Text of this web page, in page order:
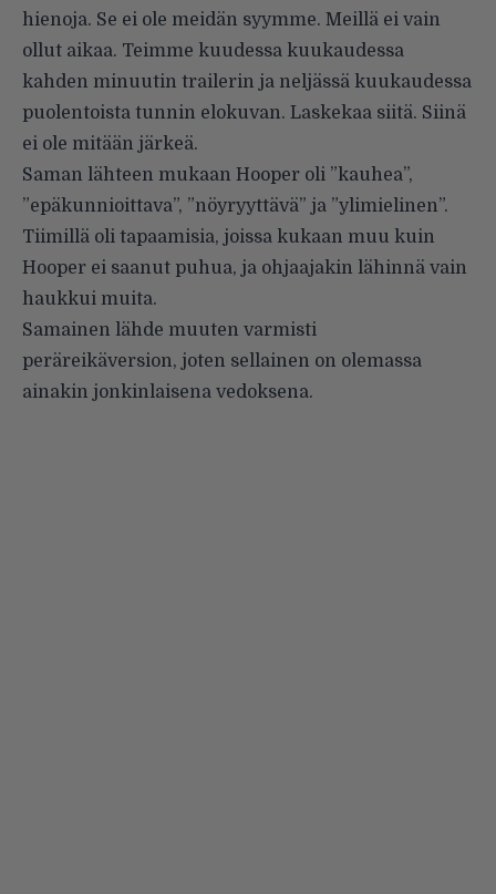
hienoja. Se ei ole meidän syymme. Meillä ei vain
ollut aikaa. Teimme kuudessa kuukaudessa
kahden minuutin trailerin ja neljässä kuukaudessa
puolentoista tunnin elokuvan. Laskekaa siitä. Siinä
ei ole mitään järkeä.
Saman lähteen mukaan Hooper oli ”kauhea”,
”epäkunnioittava”, ”nöyryyttävä” ja ”ylimielinen”.
Tiimillä oli tapaamisia, joissa kukaan muu kuin
Hooper ei saanut puhua, ja ohjaajakin lähinnä vain
haukkui muita.
Samainen lähde muuten varmisti
peräreikäversion, joten sellainen on olemassa
ainakin jonkinlaisena vedoksena.